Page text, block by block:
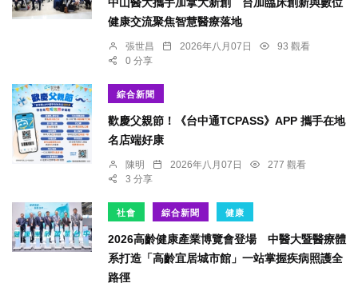
健康交流聚焦智慧醫療落地
張世昌 2026年八月07日
93 觀看
0 分享
綜合新聞
歡慶父親節！《台中通TCPASS》APP 攜手在地
名店端好康
陳明 2026年八月07日
277 觀看
3 分享
社會 綜合新聞 健康
2026高齡健康產業博覽會登場 中醫大暨醫療體
系打造「高齡宜居城市館」一站掌握疾病照護全
路徑